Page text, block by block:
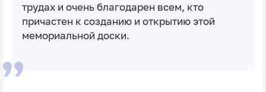
трудах и очень благодарен всем, кто
причастен к созданию и открытию этой
мемориальной доски.